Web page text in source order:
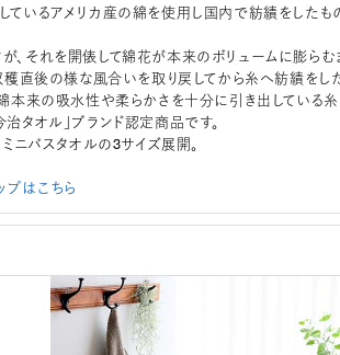
ているアメリカ産の綿を使用し国内で紡績をしたも
、それを開俵して綿花が本来のボリュームに膨らむ
穫直後の様な風合いを取り戻してから糸へ紡績をし
本来の吸水性や柔らかさを十分に引き出している糸
タオル」ブランド認定商品です。
ミニバスタオルの3サイズ展開。
プはこちら